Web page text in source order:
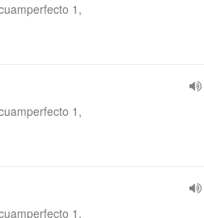
1,
1,
1,